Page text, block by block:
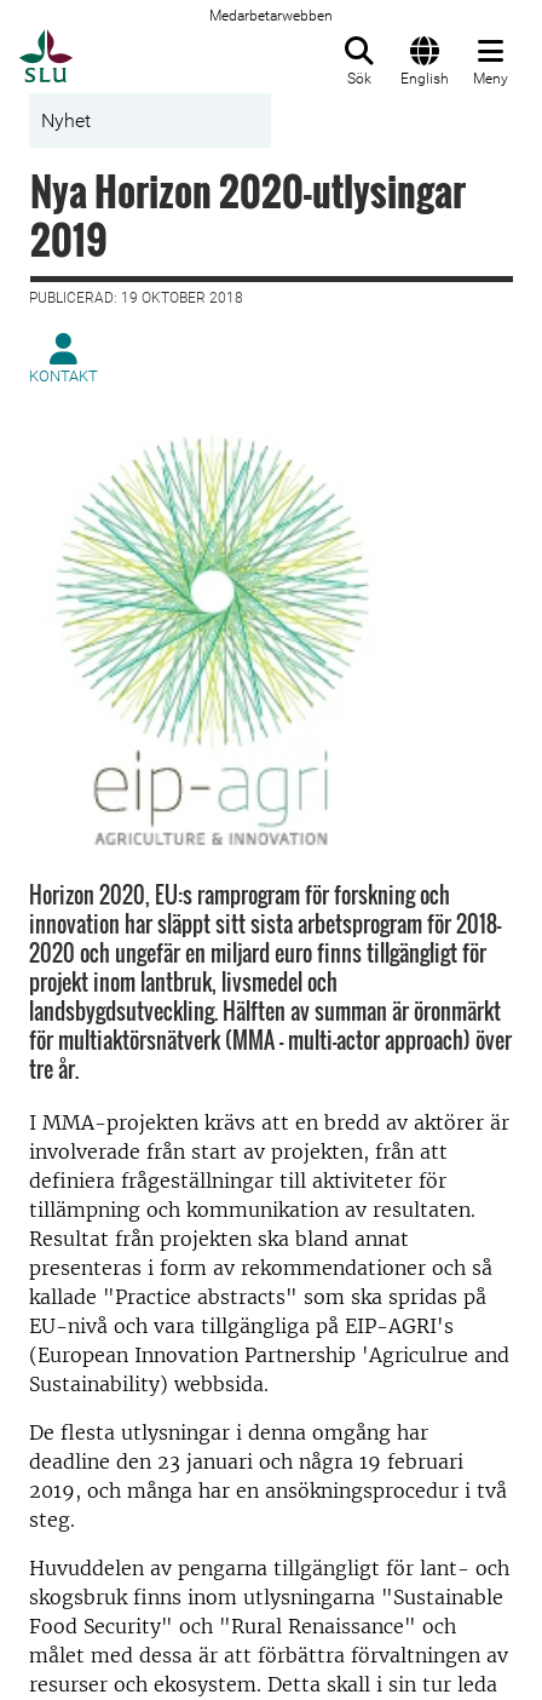
Medarbetarwebben
Sök English Meny
Nyhet
Nya Horizon 2020-utlysingar
2019
PUBLICERAD: 19 OKTOBER 2018
KONTAKT
Horizon 2020, EU:s ramprogram för forskning och
innovation har släppt sitt sista arbetsprogram för 2018-
2020 och ungefär en miljard euro finns tillgängligt för
projekt inom lantbruk, livsmedel och
landsbygdsutveckling. Hälften av summan är öronmärkt
för multiaktörsnätverk (MMA – multi-actor approach) över
tre år.
I MMA-projekten krävs att en bredd av aktörer är
involverade från start av projekten, från att
definiera frågeställningar till aktiviteter för
tillämpning och kommunikation av resultaten.
Resultat från projekten ska bland annat
presenteras i form av rekommendationer och så
kallade "Practice abstracts" som ska spridas på
EU-nivå och vara tillgängliga på EIP-AGRI's
(European Innovation Partnership 'Agriculrue and
Sustainability) webbsida.
De flesta utlysningar i denna omgång har
deadline den 23 januari och några 19 februari
2019, och många har en ansökningsprocedur i två
steg.
Huvuddelen av pengarna tillgängligt för lant- och
skogsbruk finns inom utlysningarna "Sustainable
Food Security" och "Rural Renaissance" och
målet med dessa är att förbättra förvaltningen av
resurser och ekosystem. Detta skall i sin tur leda